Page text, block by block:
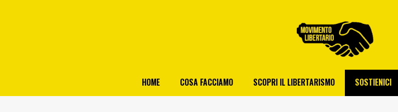
HOME COSA FACCIAMO SCOPRI IL LIBERTARISMO SOSTIENICI